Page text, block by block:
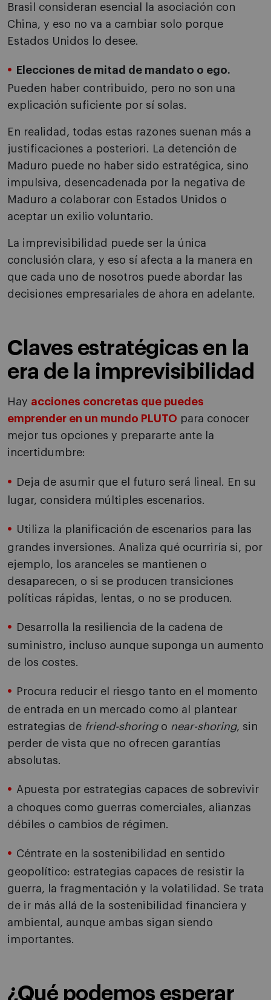
Brasil consideran esencial la asociación con
China, y eso no va a cambiar solo porque
Estados Unidos lo desee.
Elecciones de mitad de mandato o ego.
Pueden haber contribuido, pero no son una
explicación suficiente por sí solas.
En realidad, todas estas razones suenan más a
justificaciones a posteriori. La detención de
Maduro puede no haber sido estratégica, sino
impulsiva, desencadenada por la negativa de
Maduro a colaborar con Estados Unidos o
aceptar un exilio voluntario.
La imprevisibilidad puede ser la única
conclusión clara, y eso sí afecta a la manera en
que cada uno de nosotros puede abordar las
decisiones empresariales de ahora en adelante.
Claves estratégicas en la
era de la imprevisibilidad
Hay acciones concretas que puedes
emprender en un mundo PLUTO para conocer
mejor tus opciones y prepararte ante la
incertidumbre:
Deja de asumir que el futuro será lineal. En su
lugar, considera múltiples escenarios.
Utiliza la planificación de escenarios para las
grandes inversiones. Analiza qué ocurriría si, por
ejemplo, los aranceles se mantienen o
desaparecen, o si se producen transiciones
políticas rápidas, lentas, o no se producen.
Desarrolla la resiliencia de la cadena de
suministro, incluso aunque suponga un aumento
de los costes.
Procura reducir el riesgo tanto en el momento
de entrada en un mercado como al plantear
estrategias de friend-shoringo near-shoring, sin
perder de vista que no ofrecen garantías
absolutas.
Apuesta por estrategias capaces de sobrevivir
a choques como guerras comerciales, alianzas
débiles o cambios de régimen.
Céntrate en la sostenibilidad en sentido
geopolítico: estrategias capaces de resistir la
guerra, la fragmentación y la volatilidad. Se trata
de ir más allá de la sostenibilidad financiera y
ambiental, aunque ambas sigan siendo
importantes.
¿Qué podemos esperar